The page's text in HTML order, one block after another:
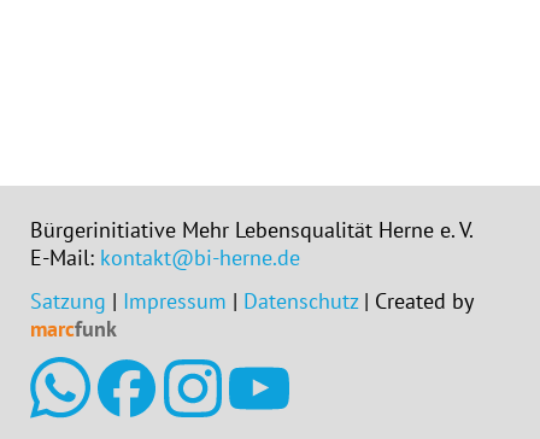
Bürgerinitiative Mehr Lebensqualität Herne e. V.
E-Mail: kontakt@bi-herne.de
Satzung | Impressum | Datenschutz| Created by
marcfunk